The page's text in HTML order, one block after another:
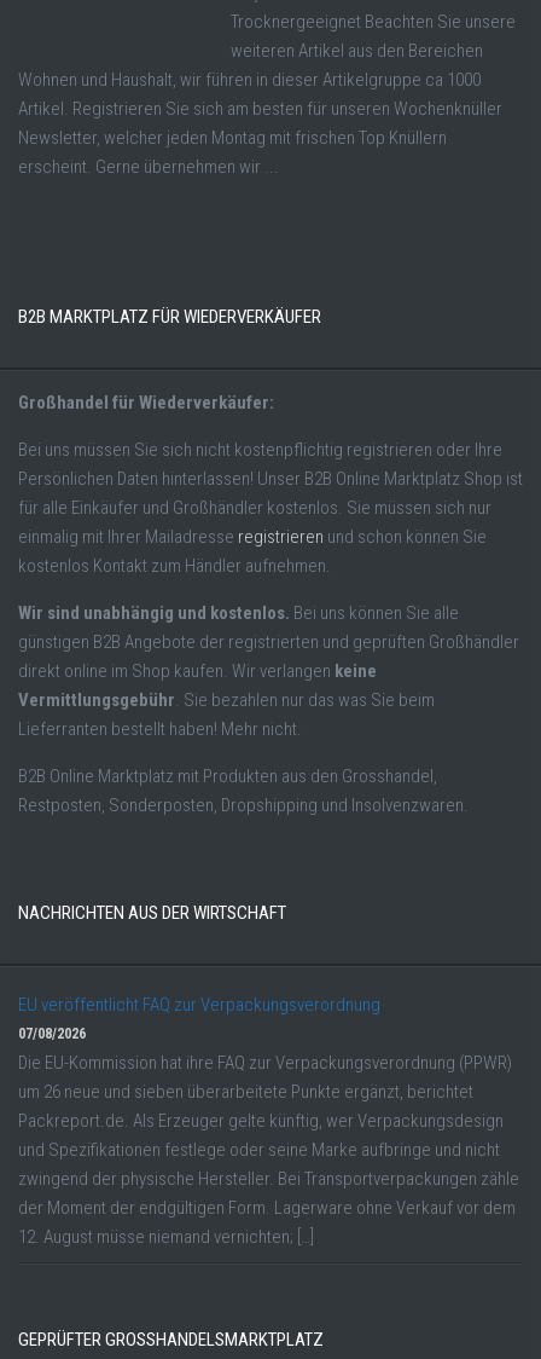
Trocknergeeignet Beachten Sie unsere
weiteren Artikel aus den Bereichen
Wohnen und Haushalt, wir führen in dieser Artikelgruppe ca 1000
Artikel. Registrieren Sie sich am besten für unseren Wochenknüller
Newsletter, welcher jeden Montag mit frischen Top Knüllern
erscheint. Gerne übernehmen wir ...
B2B MARKTPLATZ FÜR WIEDERVERKÄUFER
Großhandel für Wiederverkäufer:
Bei uns müssen Sie sich nicht kostenpflichtig registrieren oder Ihre
Persönlichen Daten hinterlassen! Unser B2B Online Marktplatz Shop ist
für alle Einkäufer und Großhändler kostenlos. Sie müssen sich nur
einmalig mit Ihrer Mailadresse registrieren und schon können Sie
kostenlos Kontakt zum Händler aufnehmen.
Wir sind unabhängig und kostenlos. Bei uns können Sie alle
günstigen B2B Angebote der registrierten und geprüften Großhändler
direkt online im Shop kaufen. Wir verlangen keine
Vermittlungsgebühr. Sie bezahlen nur das was Sie beim
Lieferranten bestellt haben! Mehr nicht.
B2B Online Marktplatz mit Produkten aus den Grosshandel,
Restposten, Sonderposten, Dropshipping und Insolvenzwaren.
NACHRICHTEN AUS DER WIRTSCHAFT
EU veröffentlicht FAQ zur Verpackungsverordnung
07/08/2026
Die EU-Kommission hat ihre FAQ zur Verpackungsverordnung (PPWR)
um 26 neue und sieben überarbeitete Punkte ergänzt, berichtet
Packreport.de. Als Erzeuger gelte künftig, wer Verpackungsdesign
und Spezifikationen festlege oder seine Marke aufbringe und nicht
zwingend der physische Hersteller. Bei Transportverpackungen zähle
der Moment der endgültigen Form. Lagerware ohne Verkauf vor dem
12. August müsse niemand vernichten; […]
GEPRÜFTER GROSSHANDELSMARKTPLATZ